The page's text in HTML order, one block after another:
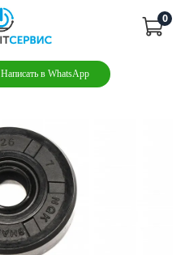
0
Написать в WhatsApp